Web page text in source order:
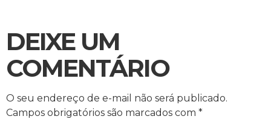
DEIXE UM
COMENTÁRIO
O seu endereço de e-mail não será publicado.
Campos obrigatórios são marcados com *